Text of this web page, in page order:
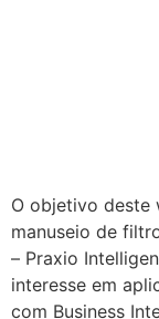
O objetivo deste
manuseio de
– Praxio
interesse em
com Business